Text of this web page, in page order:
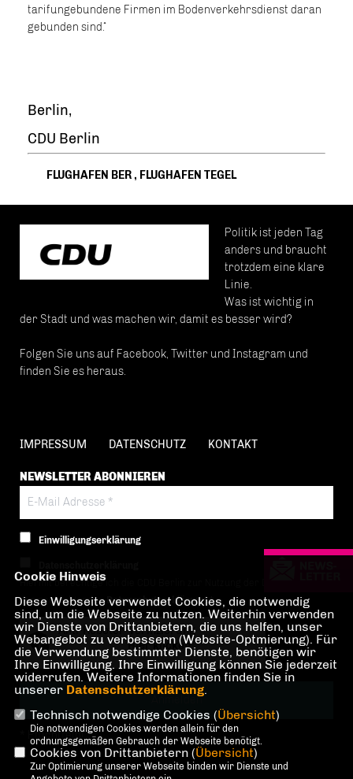
tarifungebundene Firmen im Bodenverkehrsdienst daran
gebunden sind.“
Berlin,
CDU Berlin
FLUGHAFEN BER, FLUGHAFEN TEGEL
Politik ist jeden Tag
anders und braucht
trotzdem eine klare
Linie.
Was ist wichtig in
der Stadt und was machen wir, damit es besser wird?
Folgen Sie uns auf Facebook, Twitter und Instagram und
finden Sie es heraus.
IMPRESSUM DATENSCHUTZ KONTAKT
NEWSLETTER ABONNIEREN
Einwilligungserklärung
Hiermit berechtige ich die CDU Berlin zur Nutzung der Daten im Sinn
der nachfolgenden Datenschutzerklärung.*
Anti-Roboter-Verifizierung
Hier klicken
Friendly Captcha ⇗
* Pflichtfeld!
Cookie Hinweis
Diese Webseite verwendet Cookies, die notwendig
sind, um die Webseite zu nutzen. Weiterhin verwenden
wir Dienste von Drittanbietern, die uns helfen, unser
Webangebot zu verbessern (Website-Optmierung). Für
die Verwendung bestimmter Dienste, benötigen wir
Ihre Einwilligung. Ihre Einwilligung können Sie jederzeit
widerrufen. Weitere Informationen finden Sie in
unserer Datenschutzerklärung.
Technisch notwendige Cookies (Übersicht)
Die notwendigen Cookies werden allein für den
ordnungsgemäßen Gebrauch der Webseite benötigt.
Cookies von Drittanbietern (Übersicht)
Zur Optimierung unserer Webseite binden wir Dienste und